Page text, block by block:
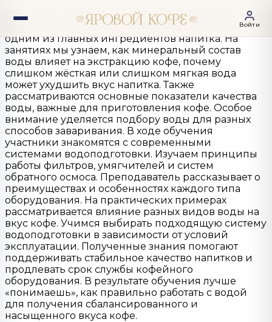
Войти
Обучение на тему влияния качества воды на вкус
кофе помогает понять, почему вода считается
одним из главных ингредиентов напитка. На
занятиях мы узнаем, как минеральный состав
воды влияет на экстракцию кофе, почему
слишком жёсткая или слишком мягкая вода
может ухудшить вкус напитка. Также
рассматриваются основные показатели качества
воды, важные для приготовления кофе. Особое
внимание уделяется подбору воды для разных
способов заваривания. В ходе обучения
участники знакомятся с современными
системами водоподготовки. Изучаем принципы
работы фильтров, умягчителей и систем
обратного осмоса. Преподаватель рассказывает о
преимуществах и особенностях каждого типа
оборудования. На практических примерах
рассматривается влияние разных видов воды на
вкус кофе. Учимся выбирать подходящую систему
водоподготовки в зависимости от условий
эксплуатации. Полученные знания помогают
поддерживать стабильное качество напитков и
продлевать срок службы кофейного
оборудования. В результате обучения лучше
«понимаешь», как правильно работать с водой
для получения сбалансированного и
насыщенного вкуса кофе.